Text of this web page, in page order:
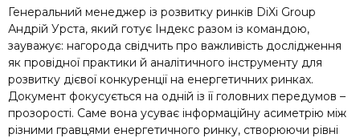
Генеральний менеджер із розвитку ринків DiXi Group
Андрій Урста, який готує Індекс разом із командою,
зауважує: нагорода свідчить про важливість дослідження
як провідної практики й аналітичного інструменту для
розвитку дієвої конкуренції на енергетичних ринках.
Документ фокусується на одній із її головних передумов –
прозорості. Саме вона усуває інформаційну асиметрію між
різними гравцями енергетичного ринку, створюючи рівні